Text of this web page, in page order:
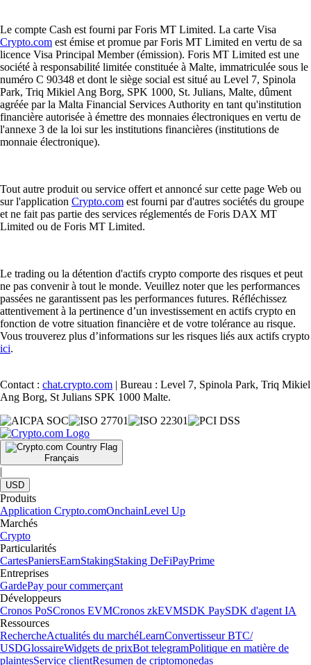
Le compte Cash est fourni par Foris MT Limited. La carte Visa
Crypto.com est émise et promue par Foris MT Limited en vertu de sa
licence Visa Principal Member (émission). Foris MT Limited est une
société à responsabilité limitée constituée à Malte, immatriculée sous le
numéro C 90348 et dont le siège social est situé au Level 7, Spinola
Park, Triq Mikiel Ang Borg, SPK 1000, St. Julians, Malte, dûment
agréée par la Malta Financial Services Authority en tant qu'institution
financière autorisée à émettre des monnaies électroniques en vertu de
l'annexe 3 de la loi sur les institutions financières (institutions de
monnaie électronique).
Tout autre produit ou service offert et annoncé sur cette page Web ou
sur l'application Crypto.com est fourni par d'autres sociétés du groupe
et ne fait pas partie des services réglementés de Foris DAX MT
Limited ou de Foris MT Limited.
Le trading ou la détention d'actifs crypto comporte des risques et peut
ne pas convenir à tout le monde. Veuillez noter que les performances
passées ne garantissent pas les performances futures. Réfléchissez
attentivement à la pertinence d’un investissement en actifs crypto en
fonction de votre situation financière et de votre tolérance au risque.
Vous trouverez plus d’informations sur les risques liés aux actifs crypto
ici.
Contact : chat.crypto.com | Bureau : Level 7, Spinola Park, Triq Mikiel
Ang Borg, St Julians SPK 1000 Malte.
Français
|
USD
Produits
Application Crypto.comOnchainLevel Up
Marchés
Crypto
Particularités
CartesPaniersEarnStakingStaking DeFiPayPrime
Entreprises
GardePay pour commerçant
Développeurs
Cronos PoSCronos EVMCronos zkEVMSDK PaySDK d'agent IA
Ressources
RechercheActualités du marchéLearnConvertisseur BTC/
USDGlossaireWidgets de prixBot telegramPolitique en matière de
plaintesService clientResumen de criptomonedas